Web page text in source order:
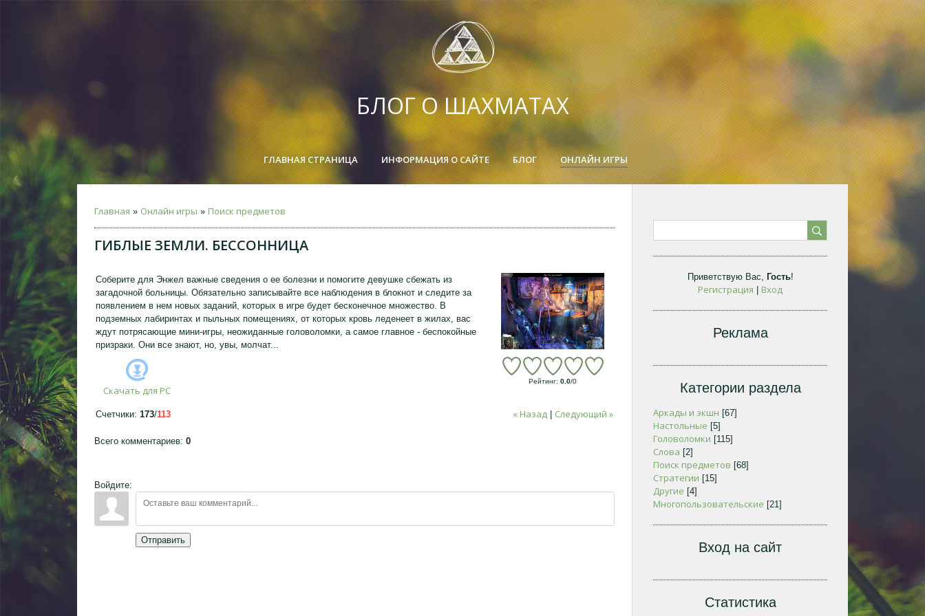
БЛОГ О ШАХМАТАХ
ГЛАВНАЯ СТРАНИЦА ИНФОРМАЦИЯ О САЙТЕ БЛОГ ОНЛАЙН ИГРЫ
Главная » Онлайн игры » Поиск предметов
ГИБЛЫЕ ЗЕМЛИ. БЕССОННИЦА
Соберите для Энжел важные сведения о ее болезни и помогите девушке сбежать из
загадочной больницы. Обязательно записывайте все наблюдения в блокнот и следите за
появлением в нем новых заданий, которых в игре будет бесконечное множество. В
подземных лабиринтах и пыльных помещениях, от которых кровь леденеет в жилах, вас
ждут потрясающие мини-игры, неожиданные головоломки, а самое главное - беспокойные
призраки. Они все знают, но, увы, молчат...
Скачать для PC
Рейтинг: 0.0/0
« Назад Следующий »
Счетчики: 173/113
Всего комментариев: 0
Войдите:
Отправить
Приветствую Вас, Гость!
Регистрация Вход
Реклама
Категории раздела
Аркады и экшн [67]
Настольные [5]
Головоломки [115]
Слова [2]
Поиск предметов [68]
Стратегии [15]
Другие [4]
Многопользовательские [21]
Вход на сайт
Статистика